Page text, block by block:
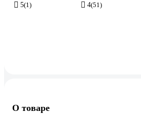
5(1) 4(51)
О товаре